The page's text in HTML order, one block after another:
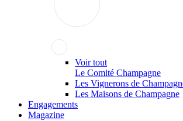
Voir tout
Le Comité Champagne
Les Vignerons de
Les Maisons de Champagne
Engagements
Magazine